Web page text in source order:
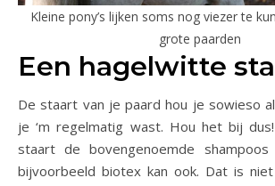
Kleine pony’s lijken soms nog viezer te
grote paarden
Een hagelwitte
De staart van je paard hou je sowieso
je ‘m regelmatig wast. Hou het bij
staart de bovengenoemde shampoos
bijvoorbeeld biotex kan ook. Dat is